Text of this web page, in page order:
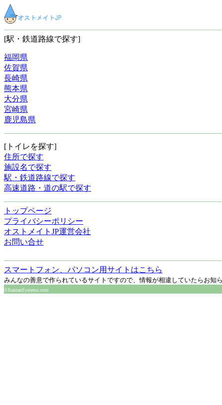
[駅・鉄道路線で探す]
福岡県
佐賀県
長崎県
熊本県
大分県
宮崎県
鹿児島県
[トイレを探す]
住所で探す
施設名で探す
駅・鉄道路線で探す
高速道路・道の駅で探す
トップページ
プライバシーポリシー
オストメイトJP運営会社
お問い合せ
スマートフォン、パソコン用サイトはこちら
みんなの善意で作られているサイトですので、情報が相違していたらお知
©KantanSystems.com